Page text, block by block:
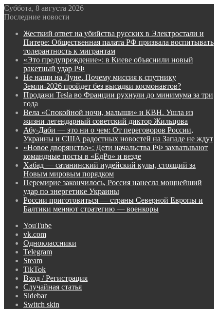
Суббота, 8 августа 2026
Последние новости
Жесткий ответ на убийства русских в Электростали и
Питере: Общественная палата РФ призвала воспитывать
толерантность к мигрантам
«Это предупреждение»: в Киеве объяснили новый
ракетный удар РФ
Не наши на Луне. Почему миссия к спутнику
Земли-2026 пройдет без высадки космонавтов?
Продажи Tesla во Франции рухнули до минимума за три
года
Вела «Спокойной ночи, малыши» и КВН. Ушла из
жизни легендарный советский диктор Жильцова
Абу-Даби — это ни о чем: От переговоров России,
Украины и США радостных новостей на Западе не ждут
«Новое дворянство»: Дети начальства РФ захватывают
командные посты в «ЕдРо» и везде
Хабад — сатанинский иудейский культ, стоящий за
Новым мировым порядком
Перемирие закончилось, Россия нанесла мощнейший
удар по энергетике Украины
России приготовиться — страны Северной Европы и
Балтики меняют стратегию — военкоры
YouTube
vk.com
Одноклассники
Telegram
Steam
TikTok
Вход / Регистрация
Случайная статья
Sidebar
Switch skin